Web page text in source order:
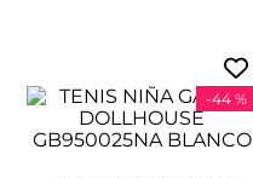
-44 %